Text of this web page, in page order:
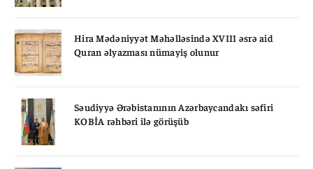
Hira Mədəniyyət Məhəlləsində XVIII əsrə aid
Quran əlyazması nümayiş olunur
Səudiyyə Ərəbistanının Azərbaycandakı səfiri
KOBİA rəhbəri ilə görüşüb